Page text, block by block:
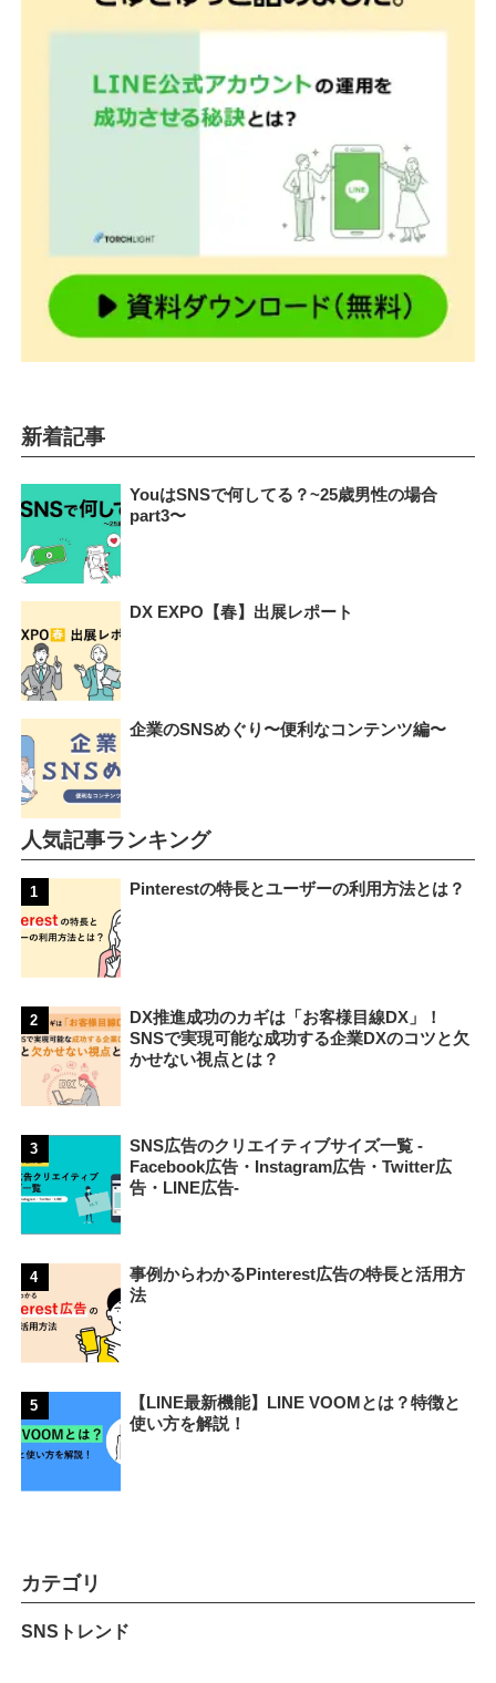
新着記事
YouはSNSで何してる？~25歳男性の場合
part3〜
DX EXPO【春】出展レポート
企業のSNSめぐり〜便利なコンテンツ編〜
人気記事ランキング
Pinterestの特長とユーザーの利用方法とは？
DX推進成功のカギは「お客様目線DX」！
SNSで実現可能な成功する企業DXのコツと欠
かせない視点とは？
SNS広告のクリエイティブサイズ一覧 -
Facebook広告・Instagram広告・Twitter広
告・LINE広告-
事例からわかるPinterest広告の特長と活用方
法
【LINE最新機能】LINE VOOMとは？特徴と
使い方を解説！
カテゴリ
SNSトレンド